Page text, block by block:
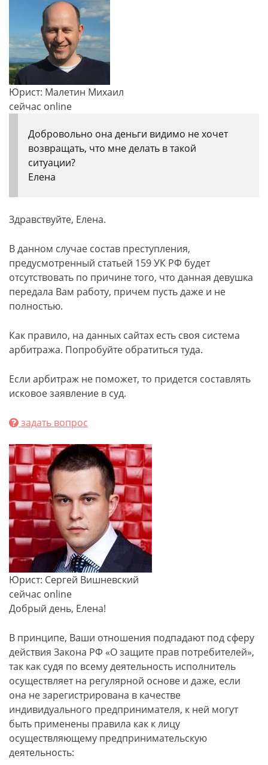
Юрист: Малетин Михаил
сейчас online
Добровольно она деньги видимо не хочет
возвращать, что мне делать в такой
ситуации?
Елена
Здравствуйте, Елена.
В данном случае состав преступления,
предусмотренный статьей 159 УК РФ будет
отсутствовать по причине того, что данная девушка
передала Вам работу, причем пусть даже и не
полностью.
Как правило, на данных сайтах есть своя система
арбитража. Попробуйте обратиться туда.
Если арбитраж не поможет, то придется составлять
исковое заявление в суд.
задать вопрос
Юрист: Сергей Вишневский
сейчас online
Добрый день, Елена!
В принципе, Ваши отношения подпадают под сферу
действия Закона РФ «О защите прав потребителей»,
так как судя по всему деятельность исполнитель
осуществляет на регулярной основе и даже, если
она не зарегистрирована в качестве
индивидуального предпринимателя, к ней могут
быть применены правила как к лицу
осуществляющему предпринимательскую
деятельность: